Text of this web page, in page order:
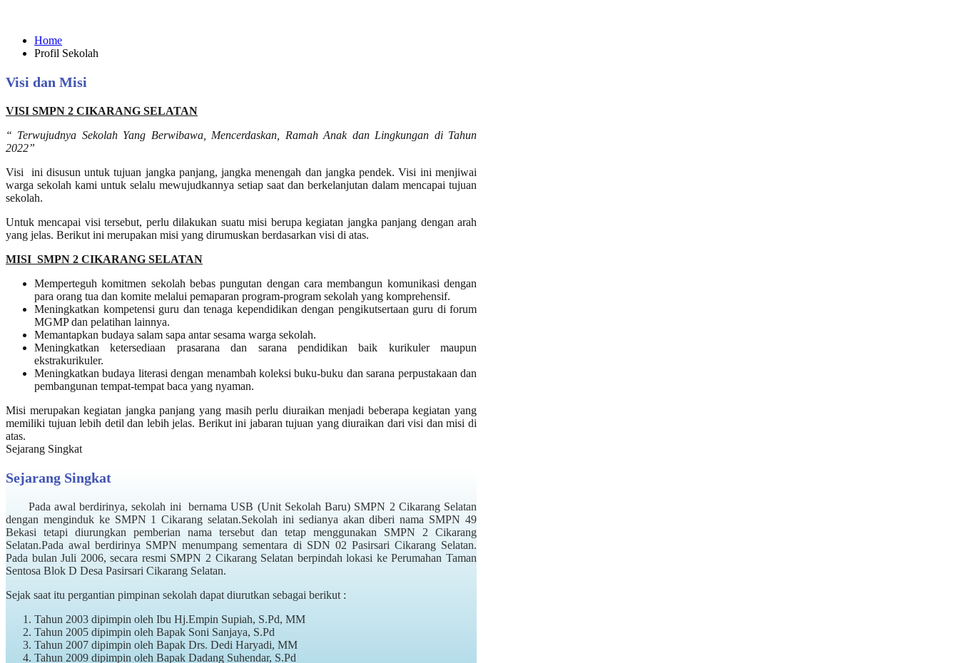
Home
Profil Sekolah
Visi dan Misi
VISI SMPN 2 CIKARANG SELATAN
“ Terwujudnya Sekolah Yang Berwibawa, Mencerdaskan, Ramah Anak dan Lingkungan di Tahun
2022”
Visi ini disusun untuk tujuan jangka panjang, jangka menengah dan jangka pendek. Visi ini menjiwai
warga sekolah kami untuk selalu mewujudkannya setiap saat dan berkelanjutan dalam mencapai tujuan
sekolah.
Untuk mencapai visi tersebut, perlu dilakukan suatu misi berupa kegiatan jangka panjang dengan arah
yang jelas. Berikut ini merupakan misi yang dirumuskan berdasarkan visi di atas.
MISI SMPN 2 CIKARANG SELATAN
Memperteguh komitmen sekolah bebas pungutan dengan cara membangun komunikasi dengan
para orang tua dan komite melalui pemaparan program-program sekolah yang komprehensif.
Meningkatkan kompetensi guru dan tenaga kependidikan dengan pengikutsertaan guru di forum
MGMP dan pelatihan lainnya.
Memantapkan budaya salam sapa antar sesama warga sekolah.
Meningkatkan ketersediaan prasarana dan sarana pendidikan baik kurikuler maupun
ekstrakurikuler.
Meningkatkan budaya literasi dengan menambah koleksi buku-buku dan sarana perpustakaan dan
pembangunan tempat-tempat baca yang nyaman.
Misi merupakan kegiatan jangka panjang yang masih perlu diuraikan menjadi beberapa kegiatan yang
memiliki tujuan lebih detil dan lebih jelas. Berikut ini jabaran tujuan yang diuraikan dari visi dan misi di
atas.
Sejarang Singkat
Sejarang Singkat
Pada awal berdirinya, sekolah ini bernama USB (Unit Sekolah Baru) SMPN 2 Cikarang Selatan
dengan menginduk ke SMPN 1 Cikarang selatan.Sekolah ini sedianya akan diberi nama SMPN 49
Bekasi tetapi diurungkan pemberian nama tersebut dan tetap menggunakan SMPN 2 Cikarang
Selatan.Pada awal berdirinya SMPN menumpang sementara di SDN 02 Pasirsari Cikarang Selatan.
Pada bulan Juli 2006, secara resmi SMPN 2 Cikarang Selatan berpindah lokasi ke Perumahan Taman
Sentosa Blok D Desa Pasirsari Cikarang Selatan.
Sejak saat itu pergantian pimpinan sekolah dapat diurutkan sebagai berikut :
Tahun 2003 dipimpin oleh Ibu Hj.Empin Supiah, S.Pd, MM
Tahun 2005 dipimpin oleh Bapak Soni Sanjaya, S.Pd
Tahun 2007 dipimpin oleh Bapak Drs. Dedi Haryadi, MM
Tahun 2009 dipimpin oleh Bapak Dadang Suhendar, S.Pd